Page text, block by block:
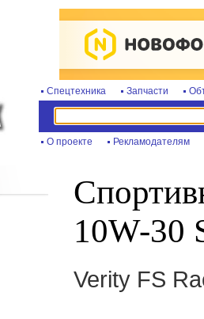
Спецтехника Запчасти
О проекте Рекламодателям
10W-30
Verity FS